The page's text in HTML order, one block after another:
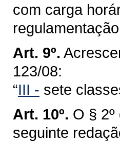
com carga
Art. 9º.
123/08:
“III - sete
Art. 10º. O §
seguinte